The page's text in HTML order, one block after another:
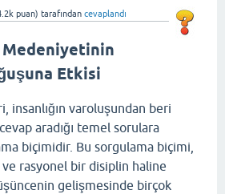
puan) tarafından cevaplandı
Medeniyetinin
Etkisi
insanlığın varoluşundan beri
aradığı temel sorulara
biçimidir. Bu sorgulama biçimi,
rasyonel bir disiplin haline
gelişmesinde birçok